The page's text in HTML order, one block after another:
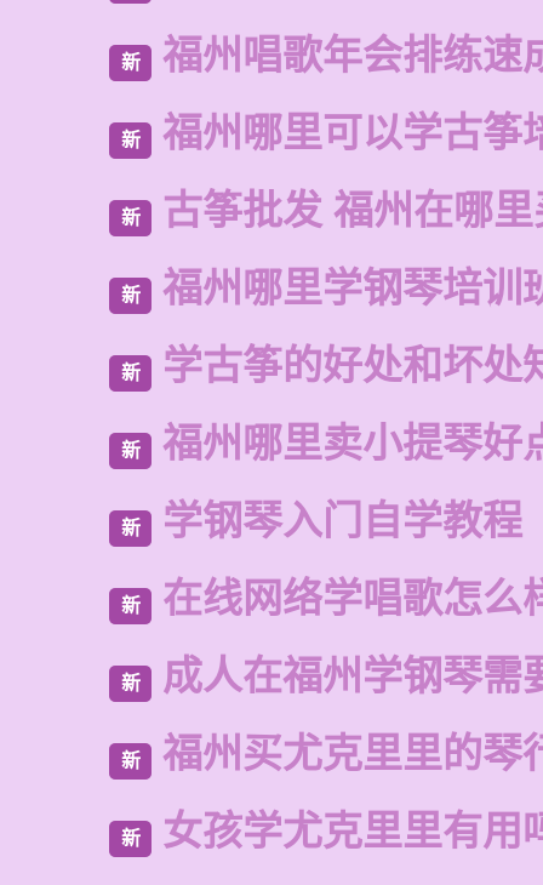
新 福州唱歌年会排练速
新 福州哪里可以学古筝
新 古筝批发 福州在哪
新 福州哪里学钢琴培训
新 学古筝的好处和坏处
新 福州哪里卖小提琴好
新 学钢琴入门自学教程
新 在线网络学唱歌怎么
新 成人在福州学钢琴需
新 福州买尤克里里的琴
新 女孩学尤克里里有用